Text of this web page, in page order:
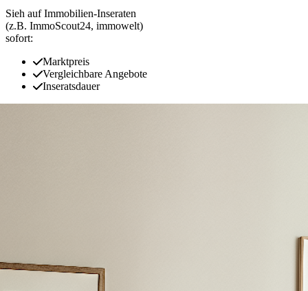
Sieh auf Immobilien‑Inseraten
(z.B. ImmoScout24, immowelt)
sofort:
Marktpreis
Vergleichbare Angebote
Inseratsdauer